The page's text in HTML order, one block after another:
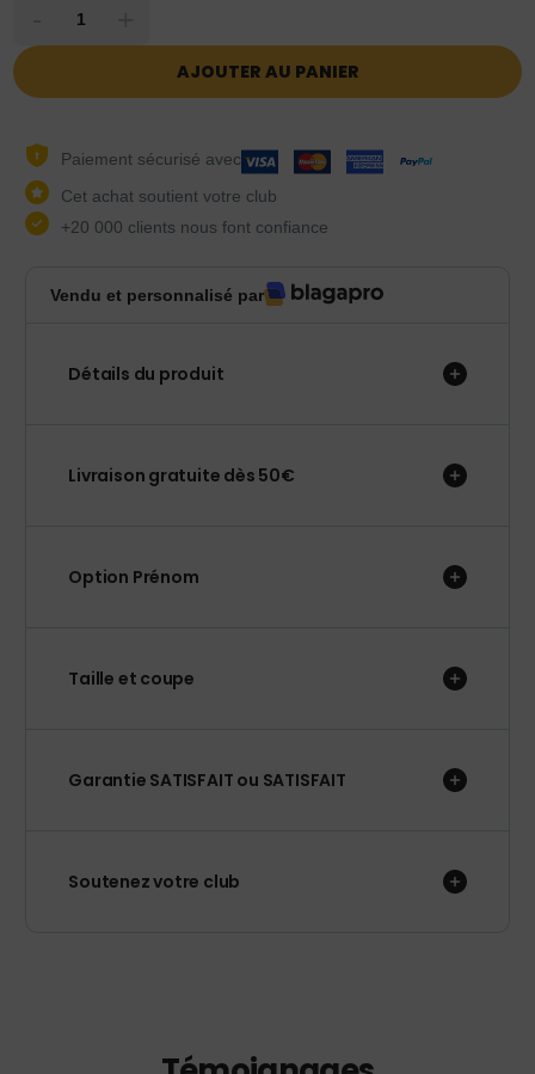
AJOUTER AU PANIER
Paiement sécurisé avec
Cet achat soutient votre club
+20 000 clients nous font confiance
Vendu et personnalisé par
Détails du produit
Livraison gratuite dès 50€
Option Prénom
Taille et coupe
Garantie SATISFAIT ou SATISFAIT
Soutenez votre club